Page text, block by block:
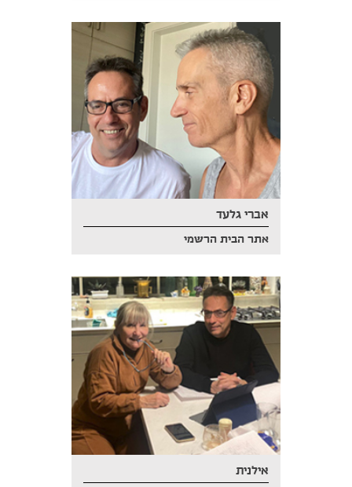
אברי גלעד
אתר הבית הרשמי
אילנית